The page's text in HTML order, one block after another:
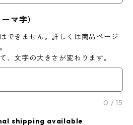
マ字）
できません。詳しくは商品ページ
、文字の大きさが変わります。
0 / 15
shipping available